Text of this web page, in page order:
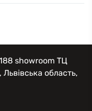
showroom ТЦ
область,